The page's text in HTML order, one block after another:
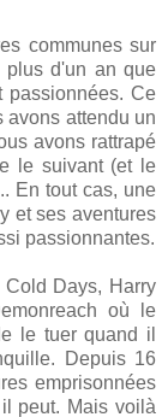
communes sur
plus d'un an que
Ce
avons attendu un
avons rattrapé
le suivant (et le
En tout cas, une
et ses aventures
passionnantes.
Days, Harry
où le
le tuer quand il
Depuis 16
emprisonnées
peut. Mais voilà